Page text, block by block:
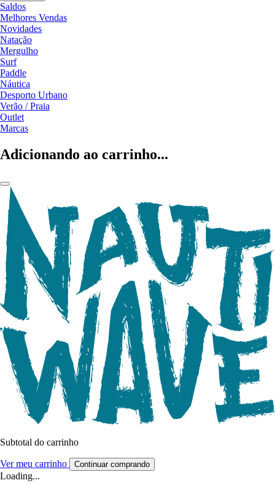
Saldos
Melhores Vendas
Novidades
Natação
Mergulho
Surf
Paddle
Náutica
Desporto Urbano
Verão / Praia
Outlet
Marcas
Adicionando ao carrinho...
Subtotal do carrinho
Ver meu carrinho Continuar comprando
Loading...